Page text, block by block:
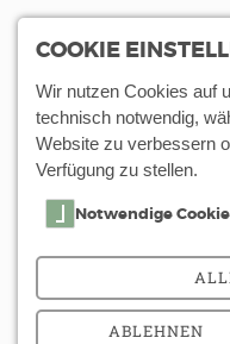
Über
Von
Zwei
21.08.2024
COOKIE
Wir nutzen Cookies auf
technisch notwendig,
Website zu verbessern
Verfügung zu stellen.
Notwendige
ABLEHNEN